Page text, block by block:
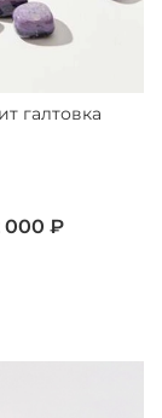
галтовка
000 ₽